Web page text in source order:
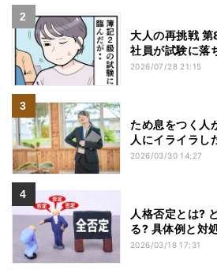
大人の再挑戦
社員が試験に落
2026/07/28 21:15
ため息をつく人
人にイライラし
2026/03/30 14:27
人格否定とは?
る? 具体例と対
2026/03/18 17:31